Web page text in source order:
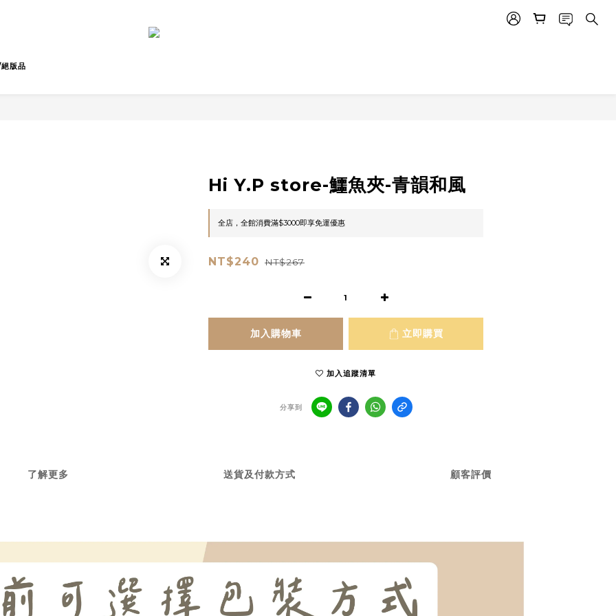
版品
Hi Y.P store-鱷魚夾-青韻和風
全店，全館消費滿$3000即享免運優惠
NT$240 NT$267
加入購物車 立即購買
加入追蹤清單
分享到
了解更多 送貨及付款方式 顧客評價